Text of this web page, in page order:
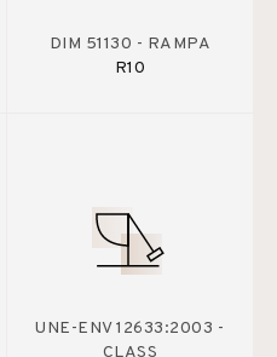
DIM 51130 - RAMPA
R10
UNE-ENV 12633:2003 -
CLASS